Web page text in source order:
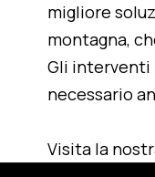
migliore
montagna,
Gli interventi
necessario
Visita la